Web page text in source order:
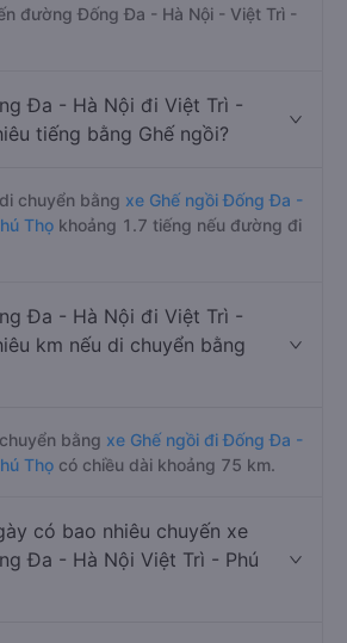
đường Đống Đa - Hà Nội - Việt Trì -
Đa - Hà Nội đi Việt Trì -
tiếng bằng Ghế ngồi?
chuyển bằng xe Ghế ngồi Đống Đa -
Thọ khoảng 1.7 tiếng nếu đường đi
Đa - Hà Nội đi Việt Trì -
km nếu di chuyển bằng
bằng xe Ghế ngồi đi Đống Đa -
Thọ có chiều dài khoảng 75 km.
có bao nhiêu chuyến xe
Đa - Hà Nội Việt Trì - Phú